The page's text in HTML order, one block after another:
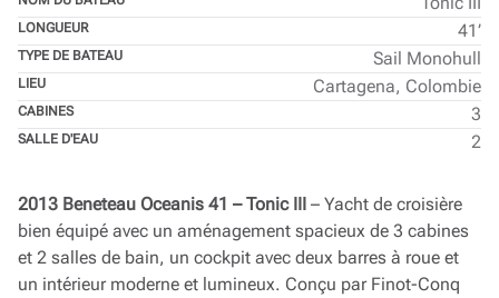
LONGUEUR 41’
TYPE DE BATEAU Sail Monohull
LIEU Cartagena, Colombie
CABINES 3
SALLE D'EAU 2
2013 Beneteau Oceanis 41 – Tonic III – Yacht de croisière
bien équipé avec un aménagement spacieux de 3 cabines
et 2 salles de bain, un cockpit avec deux barres à roue et
un intérieur moderne et lumineux. Conçu par Finot-Conq